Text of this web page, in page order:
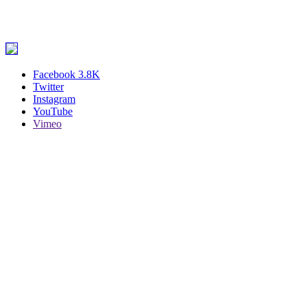
Facebook 3.8K
Twitter
Instagram
YouTube
Vimeo